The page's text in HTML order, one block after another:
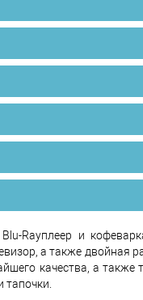
Rayплеер и
а также двойная
качества, а
тапочки.